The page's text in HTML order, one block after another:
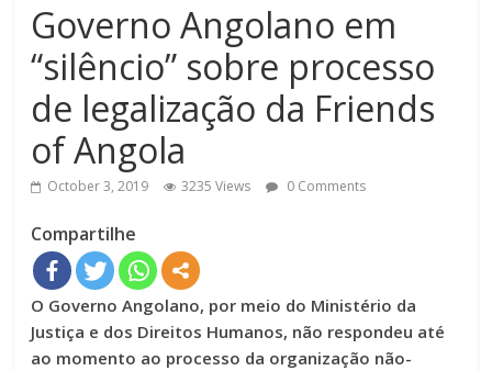
Governo Angolano em
“silêncio” sobre processo
de legalização da Friends
of Angola
October 3, 2019 3235 Views 0 Comments
Compartilhe
O Governo Angolano, por meio do Ministério da
Justiça e dos Direitos Humanos, não respondeu até
ao momento ao processo da organização não-